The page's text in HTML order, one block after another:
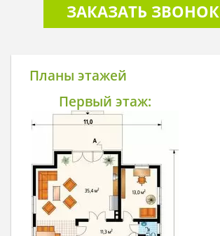
ЗАКАЗАТЬ ЗВОНОК
Планы этажей
Первый этаж: